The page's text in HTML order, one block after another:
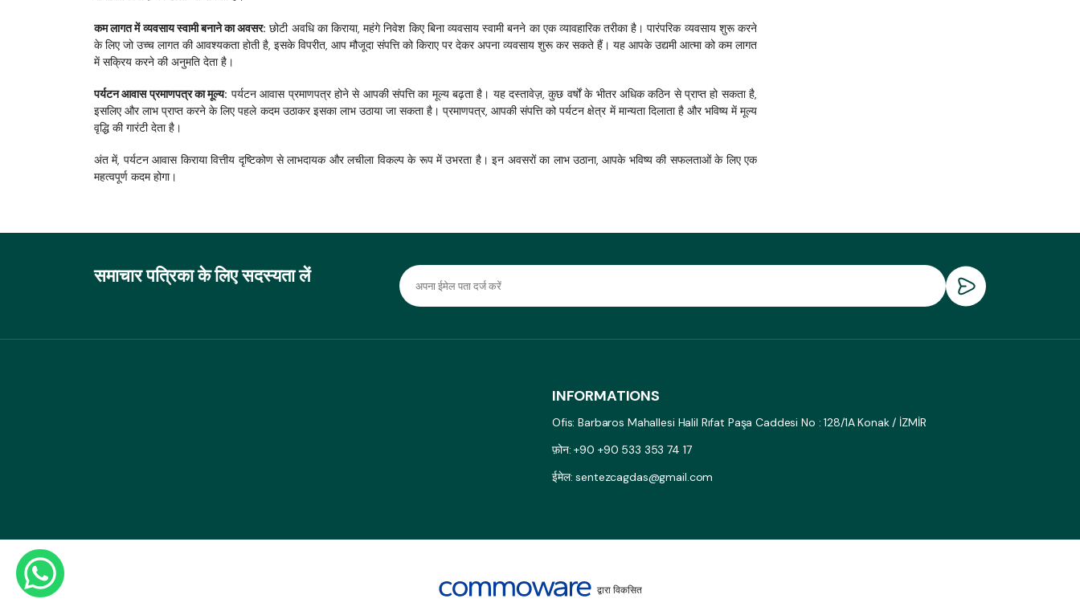
कम लागत में व्यवसाय स्वामी बनाने का अवसर: छोटी अवधि का किराया, महंगे निवेश किए बिना व्यवसाय स्वामी बनने का एक व्यावहारिक तरीका है। पारंपरिक व्यवसाय शुरू करने
के लिए जो उच्च लागत की आवश्यकता होती है, इसके विपरीत, आप मौजूदा संपत्ति को किराए पर देकर अपना व्यवसाय शुरू कर सकते हैं। यह आपके उद्यमी आत्मा को कम लागत
में सक्रिय करने की अनुमति देता है।
पर्यटन आवास प्रमाणपत्र का मूल्य: पर्यटन आवास प्रमाणपत्र होने से आपकी संपत्ति का मूल्य बढ़ता है। यह दस्तावेज़, कुछ वर्षों के भीतर अधिक कठिन से प्राप्त हो सकता है,
इसलिए और लाभ प्राप्त करने के लिए पहले कदम उठाकर इसका लाभ उठाया जा सकता है। प्रमाणपत्र, आपकी संपत्ति को पर्यटन क्षेत्र में मान्यता दिलाता है और भविष्य में मूल्य
वृद्धि की गारंटी देता है।
अंत में, पर्यटन आवास किराया वित्तीय दृष्टिकोण से लाभदायक और लचीला विकल्प के रूप में उभरता है। इन अवसरों का लाभ उठाना, आपके भविष्य की सफलताओं के लिए एक
महत्वपूर्ण कदम होगा।
समाचार पत्रिका के लिए सदस्यता लें
INFORMATIONS
Ofis: Barbaros Mahallesi Halil Rıfat Paşa Caddesi No : 128/1A Konak / İZMİR
फ़ोन: +90 +90 533 353 74 17
ईमेल: sentezcagdas@gmail.com
द्वारा विकसित